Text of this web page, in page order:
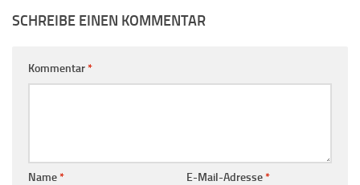
SCHREIBE EINEN KOMMENTAR
Kommentar*
Name* E-Mail-Adresse*